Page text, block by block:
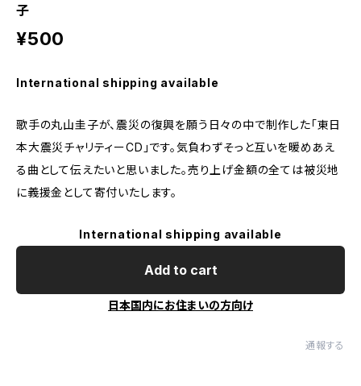
子
¥500
International shipping available
歌手の丸山圭子が、震災の復興を願う日々の中で制作した「東日
本大震災チャリティーCD」です。気負わずそっと互いを暖めあえ
る曲として伝えたいと思いました。売り上げ金額の全ては被災地
に義援金として寄付いたします。​
International shipping available
Add to cart
日本国内にお住まいの方向け
通報する